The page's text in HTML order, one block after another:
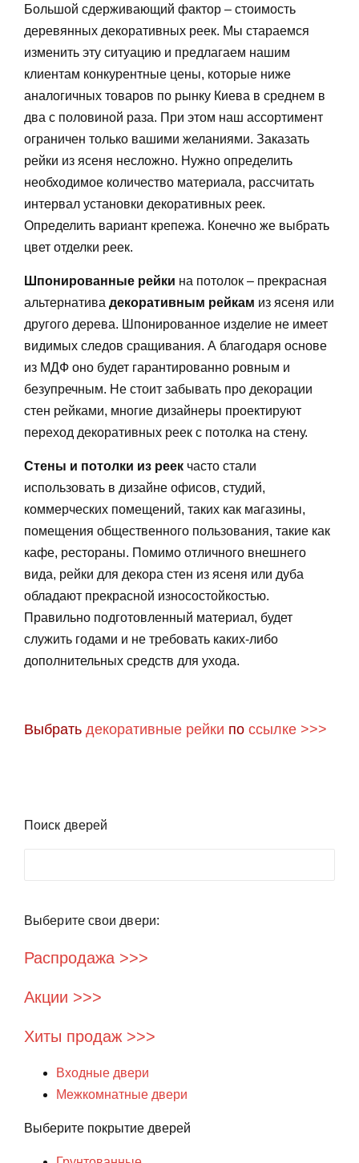
Большой сдерживающий фактор – стоимость
деревянных декоративных реек. Мы стараемся
изменить эту ситуацию и предлагаем нашим
клиентам конкурентные цены, которые ниже
аналогичных товаров по рынку Киева в среднем в
два с половиной раза. При этом наш ассортимент
ограничен только вашими желаниями. Заказать
рейки из ясеня несложно. Нужно определить
необходимое количество материала, рассчитать
интервал установки декоративных реек.
Определить вариант крепежа. Конечно же выбрать
цвет отделки реек.
Шпонированные рейки на потолок – прекрасная
альтернатива декоративным рейкам из ясеня или
другого дерева. Шпонированное изделие не имеет
видимых следов сращивания. А благодаря основе
из МДФ оно будет гарантированно ровным и
безупречным. Не стоит забывать про декорации
стен рейками, многие дизайнеры проектируют
переход декоративных реек с потолка на стену.
Стены и потолки из реек часто стали
использовать в дизайне офисов, студий,
коммерческих помещений, таких как магазины,
помещения общественного пользования, такие как
кафе, рестораны. Помимо отличного внешнего
вида, рейки для декора стен из ясеня или дуба
обладают прекрасной износостойкостью.
Правильно подготовленный материал, будет
служить годами и не требовать каких-либо
дополнительных средств для ухода.
Выбрать декоративные рейки по ссылке >>>
Поиск дверей
Выберите свои двери:
Распродажа >>>
Акции >>>
Хиты продаж >>>
Входные двери
Межкомнатные двери
Выберите покрытие дверей